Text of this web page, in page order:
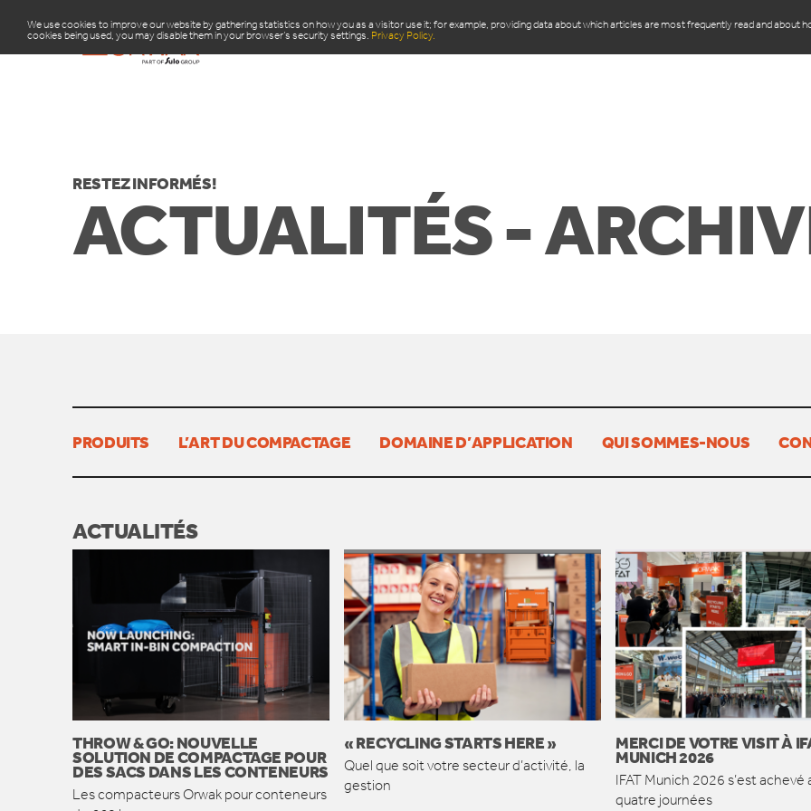
We use cookies to improve our website by gathering statistics on how you as a visitor use it; for example, providing data about which articles are most frequently read and about
cookies being used, you may disable them in your browser’s security settings. Privacy Policy.
PRODUITS
RESTEZ INFORMÉS!
ACTUALITÉS -
PRODUITS L’ART DU COMPACTAGE DOMAINE D’APPLICATION QUI SOMMES-NOUS
ACTUALITÉS
THROW & GO: NOUVELLE
SOLUTION DE COMPACTAGE POUR
DES SACS DANS LES CONTENEURS
Les compacteurs Orwak pour conteneurs
« RECYCLING STARTS HERE »
Quel que soit votre secteur d’activité, la
gestion
MERCI DE VOTRE VISIT À
MUNICH 2026
IFAT Munich 2026 s’est achevé
quatre journées